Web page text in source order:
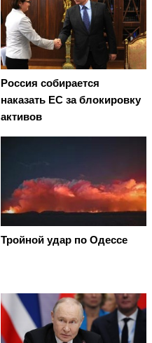
Россия собирается
наказать EC за блокировку
активов
Тройной удар по Одессe